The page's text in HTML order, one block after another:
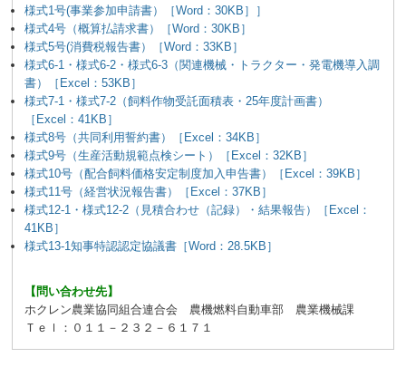
様式1号(事業参加申請書）［Word：30KB］］
様式4号（概算払請求書）［Word：30KB］
様式5号(消費税報告書）［Word：33KB］
様式6-1・様式6-2・様式6-3（関連機械・トラクター・発電機導入調
書）［Excel：53KB］
様式7-1・様式7-2（飼料作物受託面積表・25年度計画書）
［Excel：41KB］
様式8号（共同利用誓約書）［Excel：34KB］
様式9号（生産活動規範点検シート）［Excel：32KB］
様式10号（配合飼料価格安定制度加入申告書）［Excel：39KB］
様式11号（経営状況報告書）［Excel：37KB］
様式12-1・様式12-2（見積合わせ（記録）・結果報告）［Excel：
41KB］
様式13-1知事特認認定協議書［Word：28.5KB］
【問い合わせ先】
ホクレン農業協同組合連合会 農機燃料自動車部 農業機械課
Ｔｅｌ：０１１－２３２－６１７１